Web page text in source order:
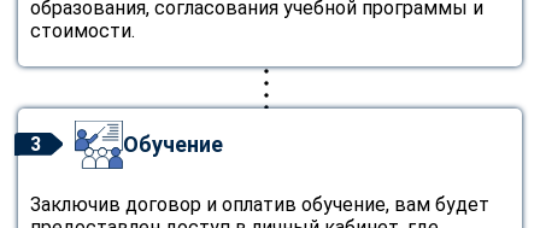
образования, согласования учебной программы и
стоимости.
3 Обучение
Заключив договор и оплатив обучение, вам будет